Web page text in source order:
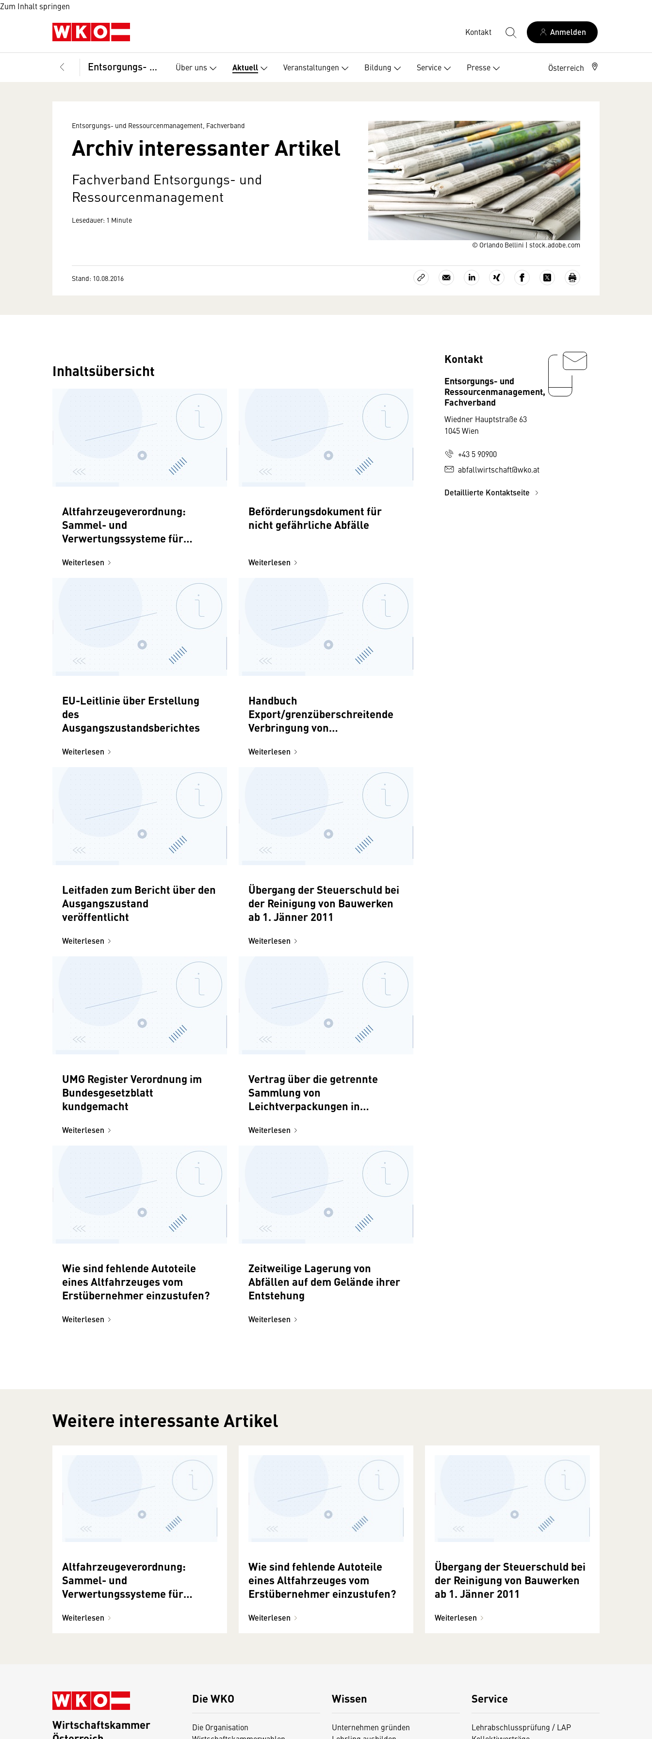
Zum Inhalt springen
Kontakt Anmelden
Entsorgungs- und Ressourcenmanagement, Fachverband Über uns Aktuell Veranstaltungen Bildung Service Presse Österreich
© Orlando Bellini | stock.adobe.com
Entsorgungs- und Ressourcenmanagement, Fachverband
Archiv interessanter Artikel
Fachverband Entsorgungs- und
Ressourcenmanagement
Lesedauer: 1 Minute
Stand: 10.08.2016
Inhaltsübersicht
Altfahrzeugeverordnung:
Sammel- und
Verwertungssysteme für
Weiterlesen
Beförderungsdokument für
nicht gefährliche Abfälle
Weiterlesen
EU-Leitlinie über Erstellung
des
Ausgangszustandsberichtes
Weiterlesen
Handbuch
Export/grenzüberschreitende
Verbringung von
Weiterlesen
Leitfaden zum Bericht über den
Ausgangszustand
veröffentlicht
Weiterlesen
Übergang der Steuerschuld bei
der Reinigung von Bauwerken
ab 1. Jänner 2011
Weiterlesen
UMG Register Verordnung im
Bundesgesetzblatt
kundgemacht
Weiterlesen
Vertrag über die getrennte
Sammlung von
Leichtverpackungen in
Weiterlesen
Wie sind fehlende Autoteile
eines Altfahrzeuges vom
Erstübernehmer einzustufen?
Weiterlesen
Zeitweilige Lagerung von
Abfällen auf dem Gelände ihrer
Entstehung
Weiterlesen
Kontakt
Entsorgungs- und
Ressourcenmanagement,
Fachverband
Wiedner Hauptstraße 63
1045 Wien
+43 5 90900
abfallwirtschaft@wko.at
Detaillierte Kontaktseite
Weitere interessante Artikel
Altfahrzeugeverordnung:
Sammel- und
Verwertungssysteme für
Weiterlesen
Wie sind fehlende Autoteile
eines Altfahrzeuges vom
Erstübernehmer einzustufen?
Weiterlesen
Übergang der Steuerschuld bei
der Reinigung von Bauwerken
ab 1. Jänner 2011
Weiterlesen
Die WKO
Die Organisation
Wissen
Unternehmen gründen
Service
Lehrabschlussprüfung / LAP
Wirtschaftskammer